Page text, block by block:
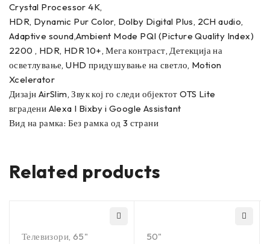
Crystal Processor 4K,
HDR, Dynamic Pur Color, Dolby Digital Plus, 2CH audio,
Adaptive sound,Ambient Mode PQI (Picture Quality Index)
2200 , HDR, HDR 10+, Мега контраст, Детекција на
осветлување, UHD придушување на светло, Motion
Xcelerator
Дизајн AirSlim, Звук кој го следи објектот OTS Lite
вградени Alexa I Bixby i Google Assistant
Вид на рамка: Без рамка од 3 страни
Related products
Телевизори 65"
50"